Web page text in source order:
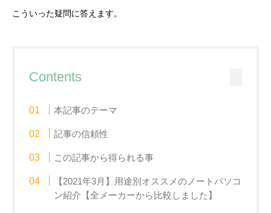
こういった疑問に答えます。
Contents
本記事のテーマ
記事の信頼性
この記事から得られる事
【2021年3月】用途別オススメのノートパソコ
ン紹介【全メーカーから比較しました】